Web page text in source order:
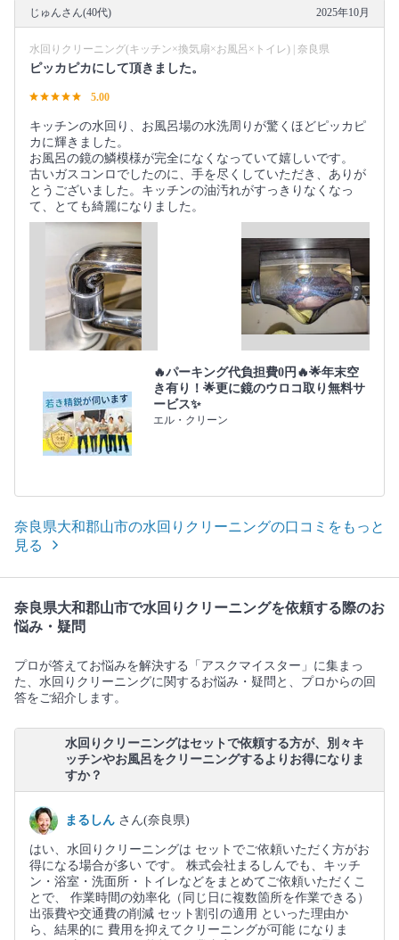
じゅんさん(40代) 2025年10月
水回りクリーニング(キッチン×換気扇×お風呂×トイレ) | 奈良県
ピッカピカにして頂きました。
5.00
キッチンの水回り、お風呂場の水洗周りが驚くほどピッカピ
カに輝きました。
お風呂の鏡の鱗模様が完全になくなっていて嬉しいです。
古いガスコンロでしたのに、手を尽くしていただき、ありが
とうございました。キッチンの油汚れがすっきりなくなっ
て、とても綺麗になりました。
🔥パーキング代負担費0円🔥🌟年末空
き有り！🌟更に鏡のウロコ取り無料サ
ービス✨
エル・クリーン
奈良県大和郡山市の水回りクリーニングの口コミをもっと
見る
奈良県大和郡山市で水回りクリーニングを依頼する際のお
悩み・疑問
プロが答えてお悩みを解決する「アスクマイスター」に集まっ
た、水回りクリーニングに関するお悩み・疑問と、プロからの回
答をご紹介します。
水回りクリーニングはセットで依頼する方が、別々キ
ッチンやお風呂をクリーニングするよりお得になりま
すか？
まるしん さん(奈良県)
はい、水回りクリーニングは セットでご依頼いただく方がお
得になる場合が多い です。 株式会社まるしんでも、キッチ
ン・浴室・洗面所・トイレなどをまとめてご依頼いただくこ
とで、 作業時間の効率化（同じ日に複数箇所を作業できる）
出張費や交通費の削減 セット割引の適用 といった理由か
ら、結果的に 費用を抑えてクリーニングが可能 になりま